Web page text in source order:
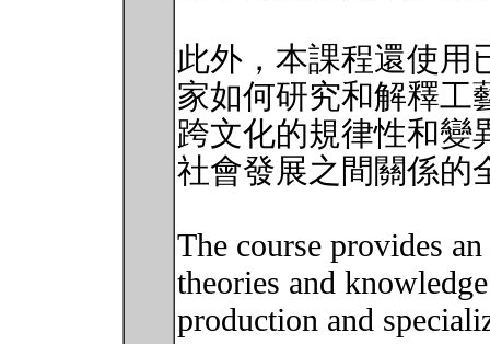
此外，本課程還使用
家如何研究和解釋工
跨文化的規律性和變
社會發展之間關係的
The course provides
theories and
production and